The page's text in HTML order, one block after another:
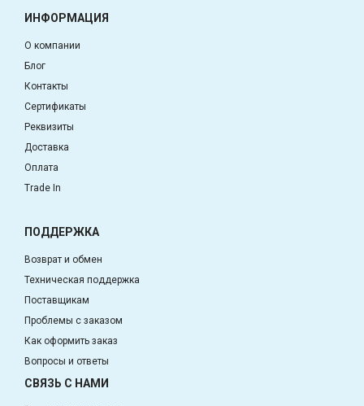
ИНФОРМАЦИЯ
О компании
Блог
Контакты
Сертификаты
Реквизиты
Доставка
Оплата
Trade In
ПОДДЕРЖКА
Возврат и обмен
Техническая поддержка
Поставщикам
Проблемы с заказом
Как оформить заказ
Вопросы и ответы
СВЯЗЬ С НАМИ